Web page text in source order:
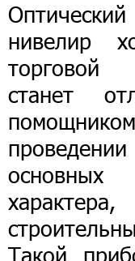
Оптический
нивелир
торговой
станет
проведении
основных
Такой